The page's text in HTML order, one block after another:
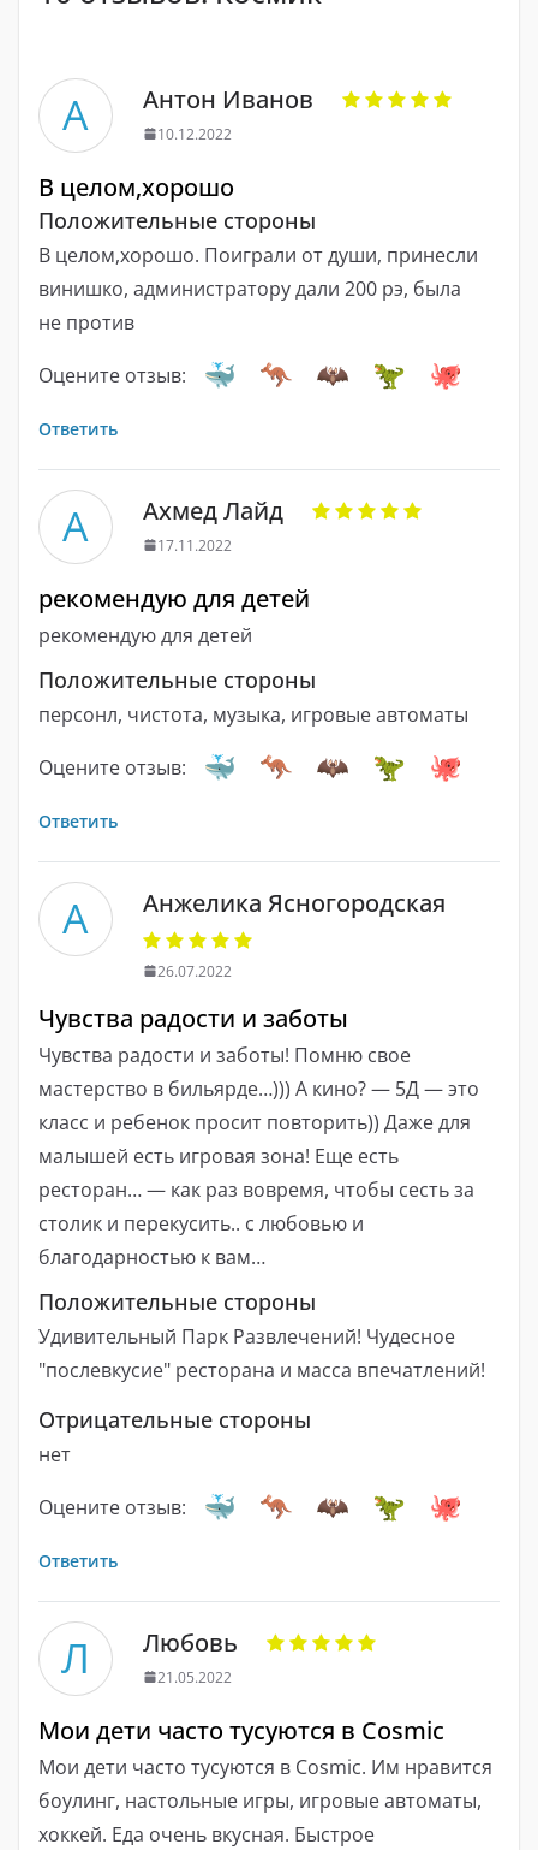
А Антон Иванов
10.12.2022
В целом,хорошо
Положительные стороны
В целом,хорошо. Поиграли от души, принесли
винишко, администратору дали 200 рэ, была
не против
Оцените отзыв:
Ответить
А Ахмед Лайд
17.11.2022
рекомендую для детей
рекомендую для детей
Положительные стороны
персонл, чистота, музыка, игровые автоматы
Оцените отзыв:
Ответить
А Анжелика Ясногородская
26.07.2022
Чувства радости и заботы
Чувства радости и заботы! Помню свое
мастерство в бильярде…))) А кино? — 5Д — это
класс и ребенок просит повторить)) Даже для
малышей есть игровая зона! Еще есть
ресторан… — как раз вовремя, чтобы сесть за
столик и перекусить.. с любовью и
благодарностью к вам…
Положительные стороны
Удивительный Парк Развлечений! Чудесное
"послевкусие" ресторана и масса впечатлений!
Отрицательные стороны
нет
Оцените отзыв:
Ответить
Л Любовь
21.05.2022
Мои дети часто тусуются в Cosmic
Мои дети часто тусуются в Cosmic. Им нравится
боулинг, настольные игры, игровые автоматы,
хоккей. Еда очень вкусная. Быстрое